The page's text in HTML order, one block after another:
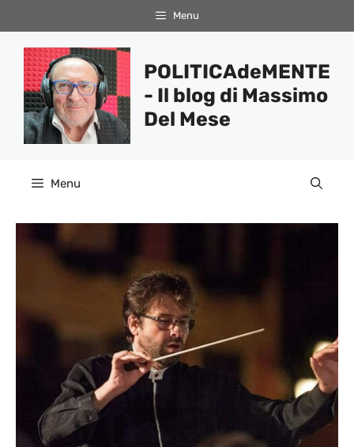
al
contenuto
Menu
POLITICAdeMENTE
- Il blog di Massimo
Del Mese
Menu